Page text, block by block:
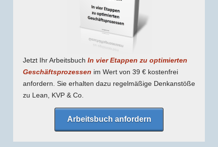
Jetzt Ihr Arbeitsbuch In vier Etappen zu optimierten
Geschäfts­prozessen im Wert von 39 € kostenfrei
anfordern. Sie erhalten dazu regel­mäßige Denk­anstöße
zu Lean, KVP & Co.
Arbeitsbuch anfordern